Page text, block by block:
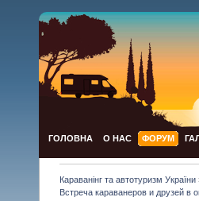
ГОЛОВНА О НАС ФОРУМ
Караванінг та автотуризм України
Встреча караванеров и друзей в